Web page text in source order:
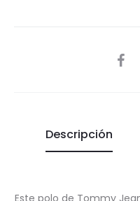
Descripción
Este polo de Tommy